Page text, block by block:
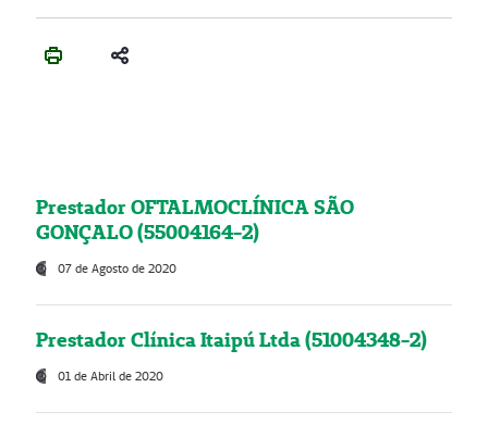
Prestador OFTALMOCLÍNICA SÃO
GONÇALO (55004164-2)
07 de Agosto de 2020
Prestador Clínica Itaipú Ltda (51004348-2)
01 de Abril de 2020